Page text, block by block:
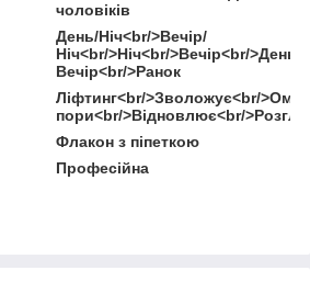
чоловіків
День/Ніч<br/>Вечір/
Ніч<br/>Ніч<br/>Вечір<br/
Вечір<br/>Ранок
Ліфтинг<br/>Зволожує<br/
пори<br/>Відновлює<br/
Флакон з піпеткою
Професійна